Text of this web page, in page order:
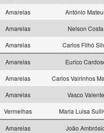
Amarelas
António
Amarelas
Nelson Costa
Amarelas Carlos Filhó
Amarelas
Eurico
Amarelas
Carlos Vairinhos
Amarelas
Vasco Valente
Vermelhas Maria Luisa
Amarelas
João